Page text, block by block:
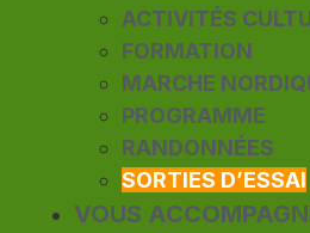
ACTIVITÉS
FORMATION
MARCHE
PROGRAMME
RANDONNÉES
SORTIES D’ESSAI
VOUS